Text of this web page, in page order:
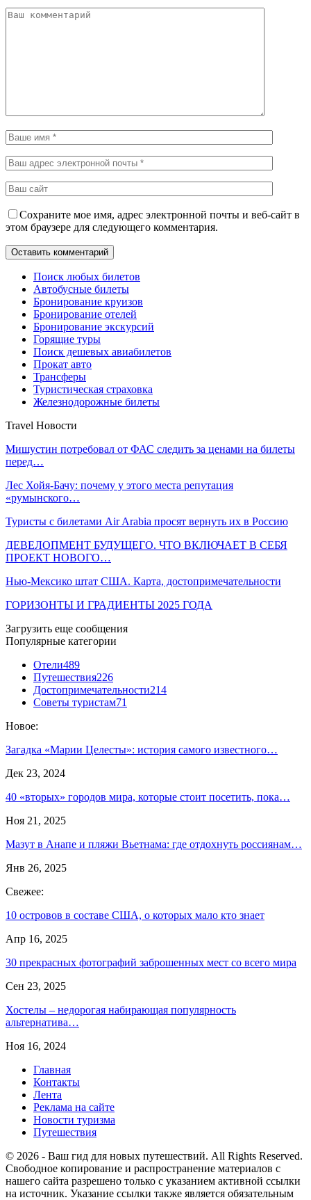
Сохраните мое имя, адрес электронной почты и веб-сайт в
этом браузере для следующего комментария.
Поиск любых билетов
Автобусные билеты
Бронирование круизов
Бронирование отелей
Бронирование экскурсий
Горящие туры
Поиск дешевых авиабилетов
Прокат авто
Трансферы
Туристическая страховка
Железнодорожные билеты
Travel Новости
Мишустин потребовал от ФАС следить за ценами на билеты
перед…
Лес Хойя-Бачу: почему у этого места репутация
«румынского…
Туристы с билетами Air Arabia просят вернуть их в Россию
ДЕВЕЛОПМЕНТ БУДУЩЕГО. ЧТО ВКЛЮЧАЕТ В СЕБЯ
ПРОЕКТ НОВОГО…
Нью-Мексико штат США. Карта, достопримечательности
ГОРИЗОНТЫ И ГРАДИЕНТЫ 2025 ГОДА
Загрузить еще сообщения
Популярные категории
Отели489
Путешествия226
Достопримечательности214
Советы туристам71
Новое:
Загадка «Марии Целесты»: история самого известного…
Дек 23, 2024
40 «вторых» городов мира, которые стоит посетить, пока…
Ноя 21, 2025
Мазут в Анапе и пляжи Вьетнама: где отдохнуть россиянам…
Янв 26, 2025
Свежее:
10 островов в составе США, о которых мало кто знает
Апр 16, 2025
30 прекрасных фотографий заброшенных мест со всего мира
Сен 23, 2025
Хостелы – недорогая набирающая популярность
альтернатива…
Ноя 16, 2024
Главная
Контакты
Лента
Реклама на сайте
Новости туризма
Путешествия
© 2026 - Ваш гид для новых путешествий. All Rights Reserved.
Свободное копирование и распространение материалов с
нашего сайта разрешено только с указанием активной ссылки
на источник. Указание ссылки также является обязательным